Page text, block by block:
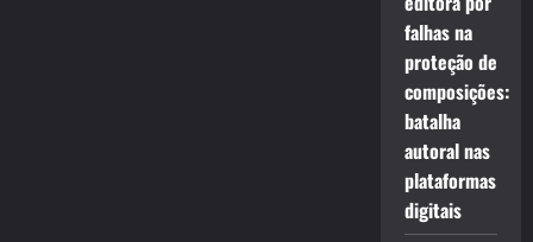
falhas na
proteção de
composições:
batalha
autoral nas
plataformas
digitais